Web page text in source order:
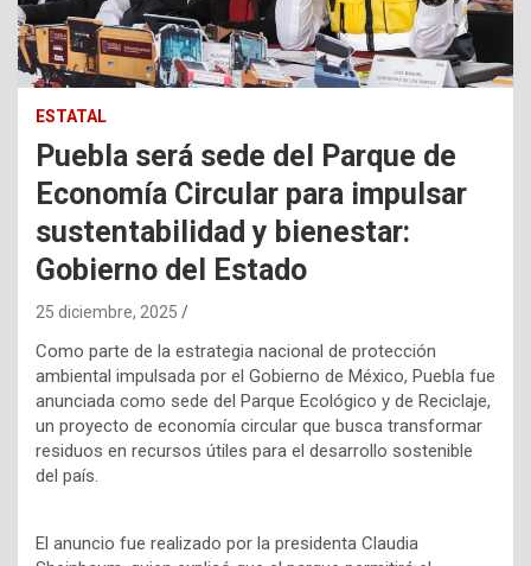
ESTATAL
Puebla será sede del Parque de
Economía Circular para impulsar
sustentabilidad y bienestar:
Gobierno del Estado
25 diciembre, 2025
Como parte de la estrategia nacional de protección
ambiental impulsada por el Gobierno de México, Puebla fue
anunciada como sede del Parque Ecológico y de Reciclaje,
un proyecto de economía circular que busca transformar
residuos en recursos útiles para el desarrollo sostenible
del país.
El anuncio fue realizado por la presidenta Claudia